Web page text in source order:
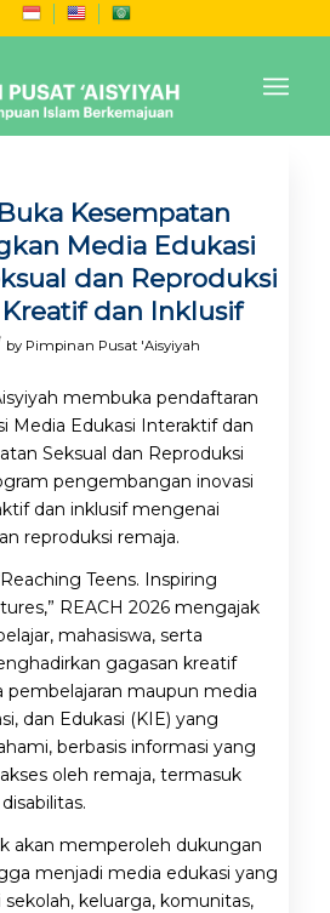
Kesempatan
Media Edukasi
dan Reproduksi
dan Inklusif
by Pimpinan Pusat 'Aisyiyah
membuka pendaftaran
Media Edukasi Interaktif dan
Seksual dan Reproduksi
pengembangan inovasi
dan inklusif mengenai
reproduksi remaja.
Teens. Inspiring
REACH 2026 mengajak
mahasiswa, serta
gagasan kreatif
maupun media
dan Edukasi (KIE) yang
berbasis informasi yang
oleh remaja, termasuk
akan memperoleh dukungan
menjadi media edukasi yang
keluarga, komunitas,